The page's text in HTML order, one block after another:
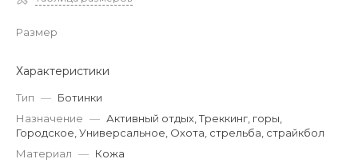
Размер
Характеристики
Тип — Ботинки
Назначение — Активный отдых, Треккинг, горы,
Городское, Универсальное, Охота, стрельба, страйкбол
Материал — Кожа